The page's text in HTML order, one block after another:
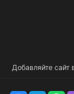
Добавляйте сайт